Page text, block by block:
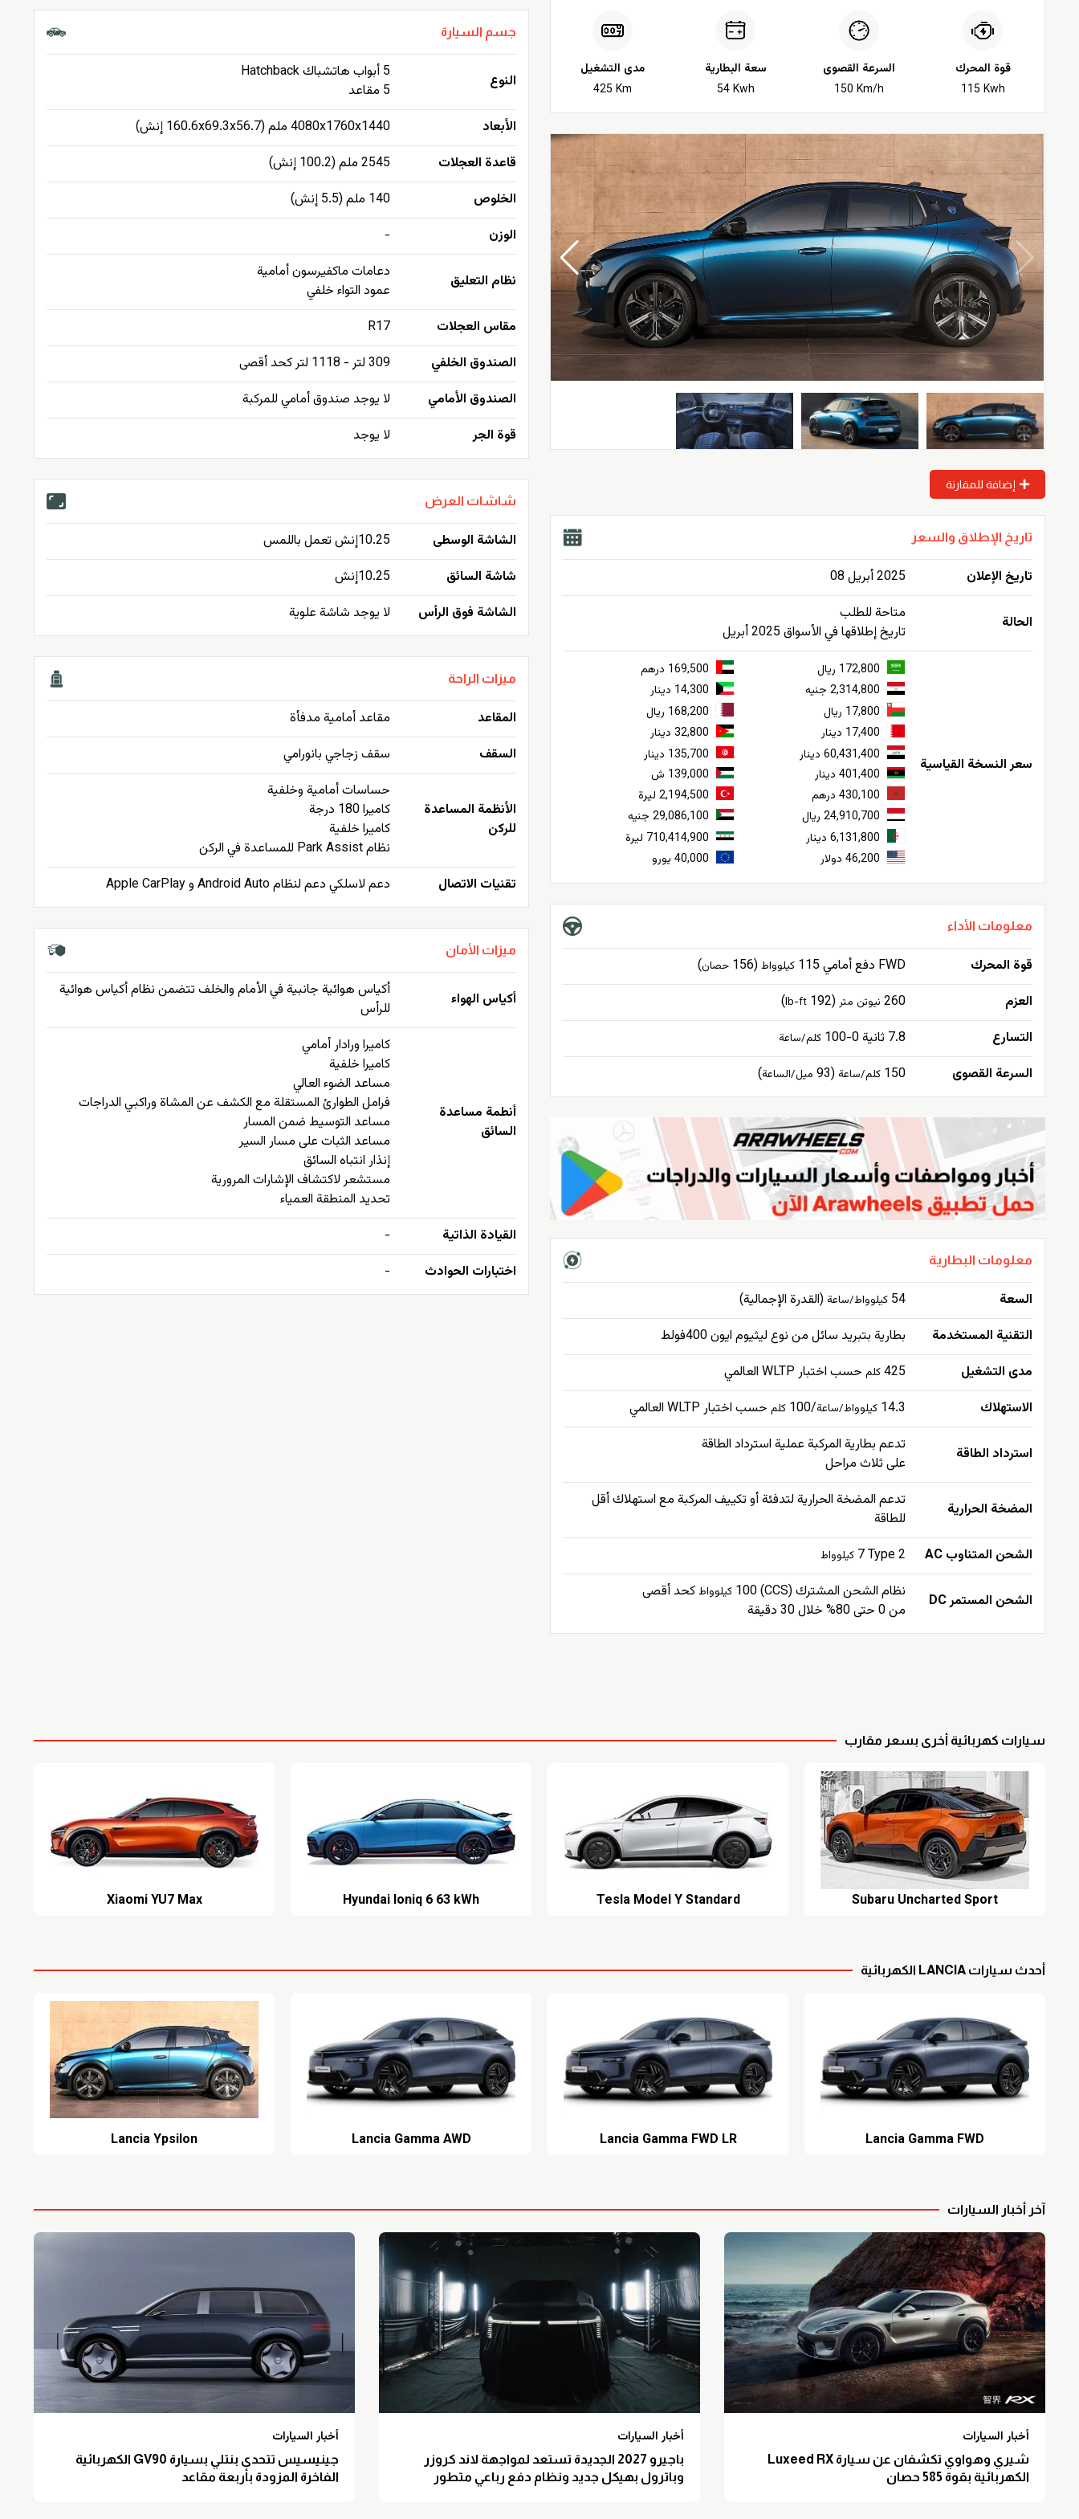
قوة المحرك
115 Kwh
السرعة القصوى
150 Km/h
سعة البطارية
54 Kwh
مدى التشغيل
425 Km
إضافة للمقارنة
تاريخ الإطلاق والسعر
تاريخ الإعلان 2025 أبريل 08
الحالة
متاحة للطلب
تاريخ إطلاقها في الأسواق 2025 أبريل
سعر النسخة القياسية
172,800 ريال
169,500 درهم
2,314,800 جنيه
14,300 دينار
17,800 ريال
168,200 ريال
17,400 دينار
32,800 دينار
60,431,400 دينار
135,700 دينار
401,400 دينار
139,000 ش
430,100 درهم
2,194,500 ليرة
24,910,700 ريال
29,086,100 جنيه
6,131,800 دينار
710,414,900 ليرة
46,200 دولار
40,000 يورو
معلومات الأداء
قوة المحرك FWD دفع أمامي 115 كيلوواط(156 حصان)
العزم
260 نيوتن متر(192
lb-ft
)
التسارع
7.8 ثانية 0-100 كلم/ساعة
السرعة القصوى 150 كلم/ساعة (93 ميل/الساعة)
معلومات البطارية
السعة 54 كيلوواط/ساعة (القدرة الإجمالية)
التقنية المستخدمة
بطارية بتبريد سائل من نوع ليثيوم ايون 400فولط
مدى التشغيل
425 كلمحسب اختبار WLTP العالمي
الاستهلاك
14.3 كيلوواط/ساعة/100 كلمحسب اختبار WLTP العالمي
استرداد الطاقة
تدعم بطارية المركبة عملية استرداد الطاقة
على ثلاث مراحل
المضخة الحرارية
تدعم المضخة الحرارية لتدفئة أو تكييف المركبة مع استهلاك أقل
للطاقة
الشحن المتناوب AC
Type 2
7 كيلوواط
الشحن المستمر DC نظام الشحن المشترك (CCS) 100 كيلوواطكحد أقصى
من 0 حتى 80% خلال 30 دقيقة
جسم السيارة
النوع
5 أبواب هاتشباك Hatchback
5 مقاعد
الأبعاد
4080x1760x1440 ملم (160.6x69.3x56.7 إنش)
قاعدة العجلات
2545 ملم (100.2 إنش)
الخلوص
140 ملم (5.5 إنش)
الوزن
-
نظام التعليق
دعامات ماكفيرسون أمامية
عمود التواء خلفي
مقاس العجلات
R17
الصندوق الخلفي
309 لتر - 1118 لتر كحد أقصى
الصندوق الأمامي
لا يوجد صندوق أمامي للمركبة
قوة الجر
لا يوجد
شاشات العرض
الشاشة الوسطى
10.25إنش تعمل باللمس
شاشة السائق
10.25إنش
الشاشة فوق الرأس
لا يوجد شاشة علوية
ميزات الراحة
المقاعد
مقاعد أمامية مدفأة
السقف
سقف زجاجي بانورامي
الأنظمة المساعدة
للركن
حساسات أمامية وخلفية
كاميرا 180 درجة
كاميرا خلفية
نظام Park Assist للمساعدة في الركن
تقنيات الاتصال
دعم لاسلكي دعم لنظام Android Auto و Apple CarPlay
ميزات الأمان
أكياس الهواء
أكياس هوائية جانبية في الأمام والخلف تتضمن نظام أكياس هوائية
للرأس
أنطمة مساعدة
السائق
كاميرا ورادار أمامي
كاميرا خلفية
مساعد الضوء العالي
فرامل الطوارئ المستقلة مع الكشف عن المشاة وراكبي الدراجات
مساعد التوسيط ضمن المسار
مساعد الثبات على مسار السير
إنذار انتباه السائق
مستشعر لاكتشاف الإشارات المرورية
تحديد المنطقة العمياء
القيادة الذاتية
-
اختبارات الحوادث
-
سيارات كهربائية أخرى بسعر مقارب
Subaru Uncharted Sport
Tesla Model Y Standard
Hyundai Ioniq 6 63 kWh
Xiaomi YU7 Max
أحدث سيارات LANCIA الكهربائية
Lancia Gamma FWD
Lancia Gamma FWD LR
Lancia Gamma AWD
Lancia Ypsilon
آخر أخبار السيارات
أخبار السيارات
شيري وهواوي تكشفان عن سيارة Luxeed RX
الكهربائية بقوة 585 حصان
أخبار السيارات
باجيرو 2027 الجديدة تستعد لمواجهة لاند كروزر
وباترول بهيكل جديد ونظام دفع رباعي متطور
أخبار السيارات
جينيسيس تتحدى بنتلي بسيارة GV90 الكهربائية
الفاخرة المزودة بأربعة مقاعد